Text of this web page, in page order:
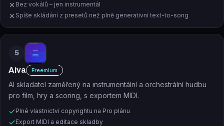
Bez vokálů – jen instrumentál
Spíše skládání z presetů než plně generativní text-to-song
5
Aiva Freemium
AI skladatel zaměřený na instrumentální a orchestrální hudbu
pro film, hry a scoring, s exportem MIDI.
Plné vlastnictví copyrightu na Pro plánu
Export MIDI a editace skladby